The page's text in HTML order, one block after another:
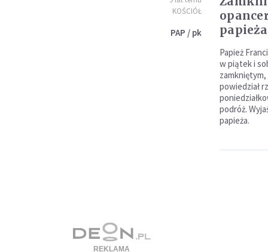
KOŚCIÓŁ
PAP / pk
Papież
w piątek i
powiedział
podróż.
papieża.